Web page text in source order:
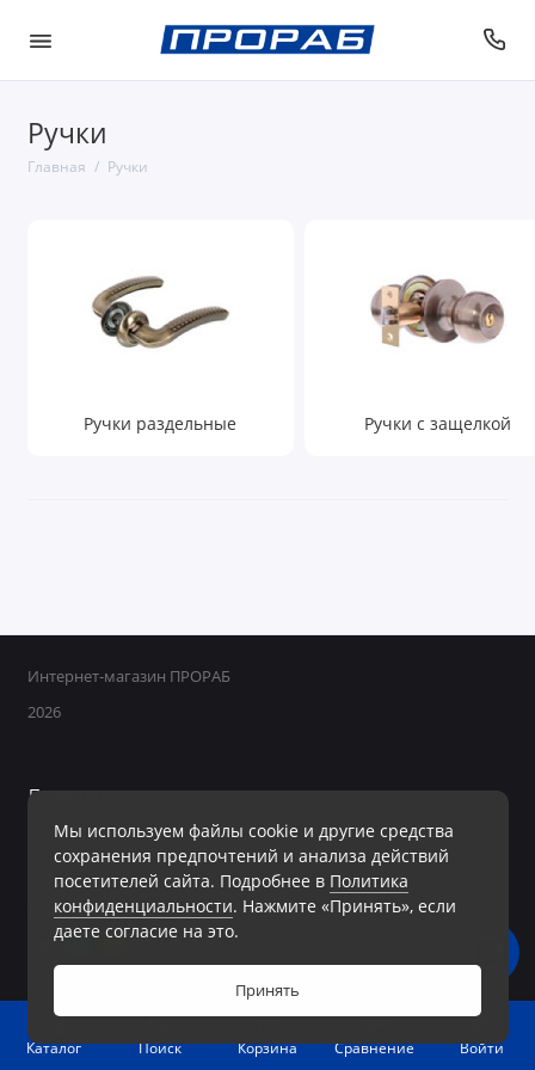
Каталог Поиск Корзина
0
Сравнение
Войти
Ручки
Главная Ручки
Ручки раздельные Ручки с защелкой
Мы используем файлы cookie и другие средства
сохранения предпочтений и анализа действий
посетителей сайта. Подробнее в Политика
конфиденциальности. Нажмите «Принять», если
даете согласие на это.
Принять
Интернет-магазин ПРОРАБ
2026
Поддержка
+7 950 800-40-09
Ежедневно с 8:00 до 19:00 Без перерывов и выходных
Мы в сети